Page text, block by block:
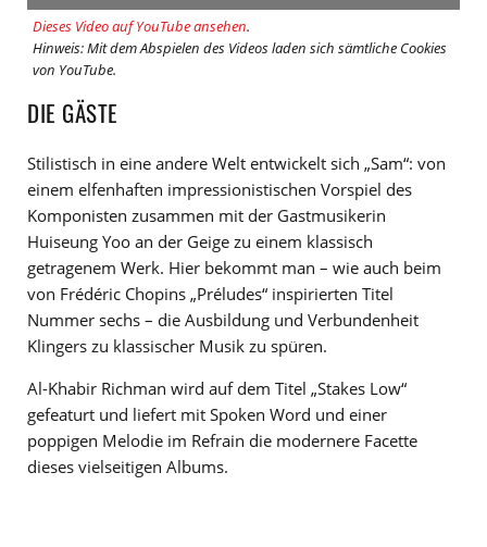
Dieses Video auf YouTube ansehen.
Hinweis: Mit dem Abspielen des Videos laden sich sämtliche Cookies
von YouTube.
DIE GÄSTE
Stilistisch in eine andere Welt entwickelt sich „Sam“: von
einem elfenhaften impressionistischen Vorspiel des
Komponisten zusammen mit der Gastmusikerin
Huiseung Yoo an der Geige zu einem klassisch
getragenem Werk. Hier bekommt man – wie auch beim
von Frédéric Chopins „Préludes“ inspirierten Titel
Nummer sechs – die Ausbildung und Verbundenheit
Klingers zu klassischer Musik zu spüren.
Al-Khabir Richman wird auf dem Titel „Stakes Low“
gefeaturt und liefert mit Spoken Word und einer
poppigen Melodie im Refrain die modernere Facette
dieses vielseitigen Albums.